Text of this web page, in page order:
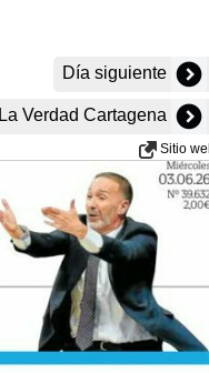
Día siguiente
La Verdad Cartagena
Sitio